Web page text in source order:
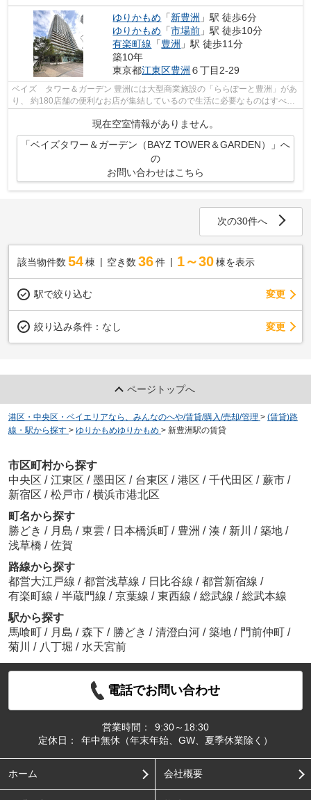
ゆりかもめ 「新豊洲 」駅 徒歩6分
ゆりかもめ 「市場前 」駅 徒歩10分
有楽町線 「豊洲 」駅 徒歩11分
築10年
東京都江東区豊洲 ６丁目2-29
ベイズ タワー＆ガーデン 豊洲には大型商業施設の「ららぽーと豊洲」があ
り、 約180店舗の便利なお店が集結しているので生活に必要なものはすべて
現在空室情報がありません。
「ベイズタワー＆ガーデン（BAYZ TOWER＆GARDEN）」へ
の
お問い合わせはこちら
次の30件へ
該当物件数 54棟 空き数 36 件 1～30 棟を表示
駅で絞り込む 変更
絞り込み条件： なし 変更
ページトップへ
港区・中央区・ベイエリアなら、みんなのへや/賃貸/購入/売却/管理 > (賃貸)路
線・駅から探す > ゆりかもめゆりかもめ > 新豊洲駅の賃貸
市区町村から探す
中央区 / 江東区 / 墨田区 / 台東区 / 港区 / 千代田区 / 蕨市 /
新宿区 / 松戸市 / 横浜市港北区
町名から探す
勝どき / 月島 / 東雲 / 日本橋浜町 / 豊洲 / 湊 / 新川 / 築地 /
浅草橋 / 佐賀
路線から探す
都営大江戸線 / 都営浅草線 / 日比谷線 / 都営新宿線 /
有楽町線 / 半蔵門線 / 京葉線 / 東西線 / 総武線 / 総武本線
駅から探す
馬喰町 / 月島 / 森下 / 勝どき / 清澄白河 / 築地 / 門前仲町 /
菊川
/ 八丁堀 / 水天宮前
電話でお問い合わせ
営業時間：
9:30～18:30
定休日：
年中無休（年末年始、GW、夏季休業除く）
ホーム 会社概要